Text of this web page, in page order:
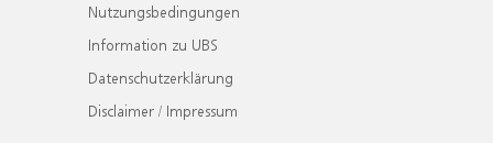
Nutzungsbedingungen
Information zu UBS
Datenschutzerklärung
Disclaimer / Impressum